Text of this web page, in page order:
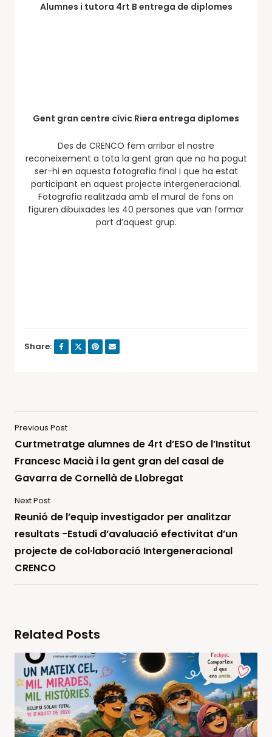
Alumnes i tutora 4rt B entrega de diplomes
Gent gran centre cívic Riera entrega diplomes
Des de CRENCO fem arribar el nostre
reconeixement a tota la gent gran que no ha pogut
ser-hi en aquesta fotografia final i que ha estat
participant en aquest projecte intergeneracional.
Fotografia realitzada amb el mural de fons on
figuren dibuixades les 40 persones que van formar
part d’aquest grup.
Share:
Previous Post
Curtmetratge alumnes de 4rt d’ESO de l’Institut
Francesc Macià i la gent gran del casal de
Gavarra de Cornellà de Llobregat
Next Post
Reunió de l’equip investigador per analitzar
resultats -Estudi d’avaluació efectivitat d’un
projecte de col·laboració Intergeneracional
CRENCO
Related Posts